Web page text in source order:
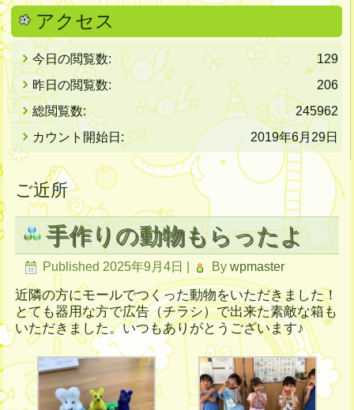
アクセス
129
今日の閲覧数:
206
昨日の閲覧数:
245962
総閲覧数:
2019年6月29日
カウント開始日:
ご近所
手作りの動物もらったよ
Published 2025年9月4日 By wpmaster
近隣の方にモールでつくった動物をいただきました！
とても器用な方で広告（チラシ）で出来た素敵な箱も
いただきました。いつもありがとうございます♪